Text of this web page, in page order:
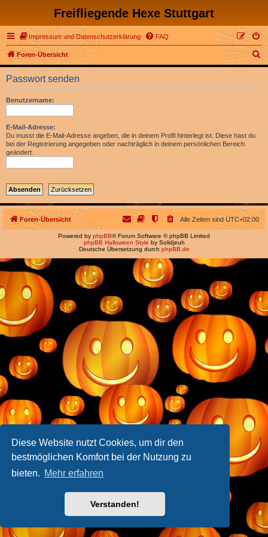
Diese Website nutzt Cookies, um dir den
bestmöglichen Komfort bei der Nutzung zu
bieten. Mehr erfahren
Verstanden!
Freifliegende Hexe Stuttgart
Impressum und Datenschutzerklärung FAQ
Foren-Übersicht
S
u
Passwort senden
Benutzername:
E-Mail-Adresse:
Du musst die E-Mail-Adresse angeben, die in deinem Profil hinterlegt ist. Diese hast du
bei der Registrierung angegeben oder nachträglich in deinem persönlichen Bereich
geändert.
Foren-Übersicht Alle Zeiten sindUTC+02:00
Powered by phpBB® Forum Software © phpBB Limited
phpBB Halloween Style by Solidjeuh
Deutsche Übersetzung durch phpBB.de